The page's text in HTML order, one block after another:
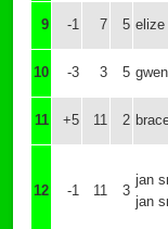
9 -1 7 5 elize
10 -3 3 5
11 +5 11 2
12 -1 11 3
jan
jan